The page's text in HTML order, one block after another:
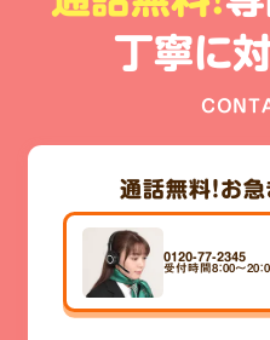
丁寧に
通話無料！お急
0120-77-2345
受付時間8：00～20：